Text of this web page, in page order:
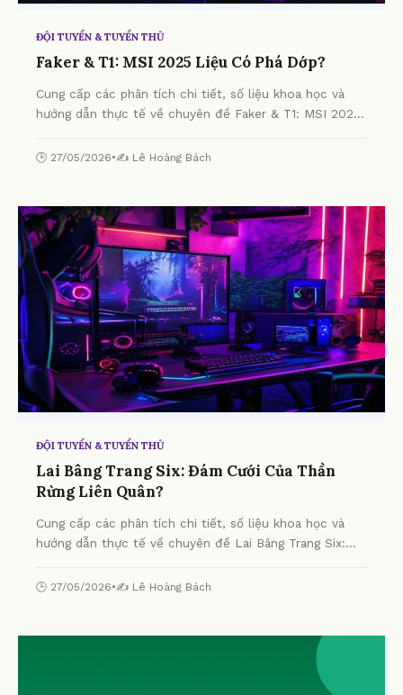
ĐỘI TUYỂN & TUYỂN THỦ
Faker & T1: MSI 2025 Liệu Có Phá Dớp?
Cung cấp các phân tích chi tiết, số liệu khoa học và
hướng dẫn thực tế về chuyên đề Faker & T1: MSI 2025
🕒 27/05/2026•✍️ Lê Hoàng Bách
ĐỘI TUYỂN & TUYỂN THỦ
Lai Bâng Trang Six: Đám Cưới Của Thần
Rừng Liên Quân?
Cung cấp các phân tích chi tiết, số liệu khoa học và
hướng dẫn thực tế về chuyên đề Lai Bâng Trang Six:
🕒 27/05/2026•✍️ Lê Hoàng Bách